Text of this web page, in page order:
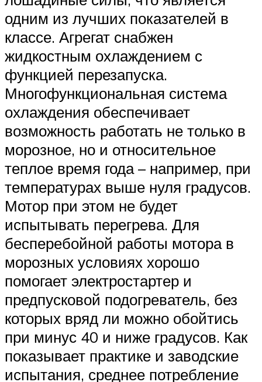
одним из лучших показателей в
классе. Агрегат снабжен
жидкостным охлаждением с
функцией перезапуска.
Многофункциональная система
охлаждения обеспечивает
возможность работать не только в
морозное, но и относительное
теплое время года – например, при
температурах выше нуля градусов.
Мотор при этом не будет
испытывать перегрева. Для
бесперебойной работы мотора в
морозных условиях хорошо
помогает электростартер и
предпусковой подогреватель, без
которых вряд ли можно обойтись
при минус 40 и ниже градусов. Как
показывает практике и заводские
испытания, среднее потребление